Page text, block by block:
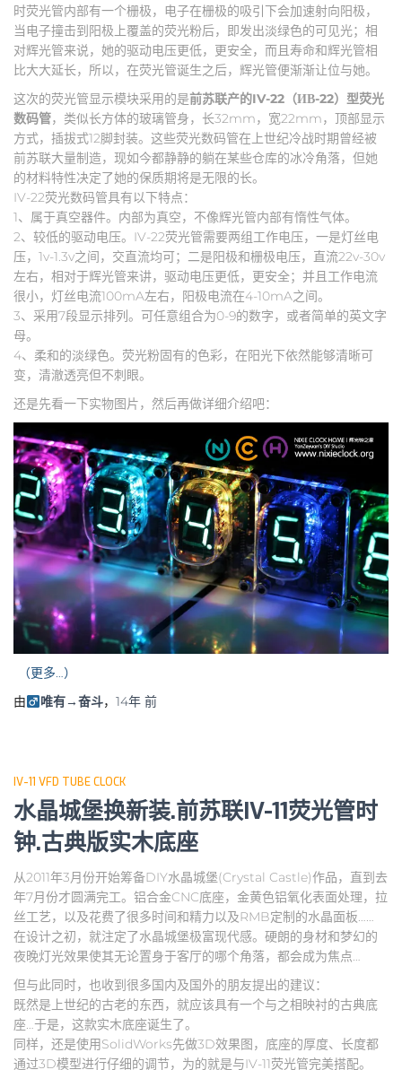
时荧光管内部有一个栅极，电子在栅极的吸引下会加速射向阳极，
当电子撞击到阳极上覆盖的荧光粉后，即发出淡绿色的可见光；相
对辉光管来说，她的驱动电压更低，更安全，而且寿命和辉光管相
比大大延长，所以，在荧光管诞生之后，辉光管便渐渐让位与她。
这次的荧光管显示模块采用的是前苏联产的IV-22（ИВ-22）型荧光
数码管，类似长方体的玻璃管身，长32mm，宽22mm，顶部显示
方式，插拔式12脚封装。这些荧光数码管在上世纪冷战时期曾经被
前苏联大量制造，现如今都静静的躺在某些仓库的冰冷角落，但她
的材料特性决定了她的保质期将是无限的长。
IV-22荧光数码管具有以下特点：
1、属于真空器件。内部为真空，不像辉光管内部有惰性气体。
2、较低的驱动电压。IV-22荧光管需要两组工作电压，一是灯丝电
压，1v-1.3v之间，交直流均可；二是阳极和栅极电压，直流22v-30v
左右，相对于辉光管来讲，驱动电压更低，更安全；并且工作电流
很小，灯丝电流100mA左右，阳极电流在4-10mA之间。
3、采用7段显示排列。可任意组合为0-9的数字，或者简单的英文字
母。
4、柔和的淡绿色。荧光粉固有的色彩，在阳光下依然能够清晰可
变，清澈透亮但不刺眼。
还是先看一下实物图片，然后再做详细介绍吧：
（更多…）
由
唯有→奋斗， 14年前
IV-11 VFD TUBE CLOCK
水晶城堡换新装.前苏联IV-11荧光管时
钟.古典版实木底座
从2011年3月份开始筹备DIY水晶城堡(Crystal Castle)作品，直到去
年7月份才圆满完工。铝合金CNC底座，金黄色铝氧化表面处理，拉
丝工艺，以及花费了很多时间和精力以及RMB定制的水晶面板……
在设计之初，就注定了水晶城堡极富现代感。硬朗的身材和梦幻的
夜晚灯光效果使其无论置身于客厅的哪个角落，都会成为焦点…
但与此同时，也收到很多国内及国外的朋友提出的建议：
既然是上世纪的古老的东西，就应该具有一个与之相映衬的古典底
座…于是，这款实木底座诞生了。
同样，还是使用SolidWorks先做3D效果图，底座的厚度、长度都
通过3D模型进行仔细的调节，为的就是与IV-11荧光管完美搭配。